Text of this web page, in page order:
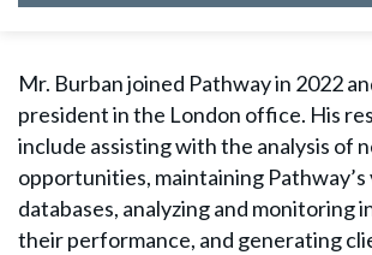
Mr. Burban joined Pathway in 2022
president in the London office. His
include assisting with the analysis of
opportunities, maintaining Pathway’s
databases, analyzing and monitoring
their performance, and generating